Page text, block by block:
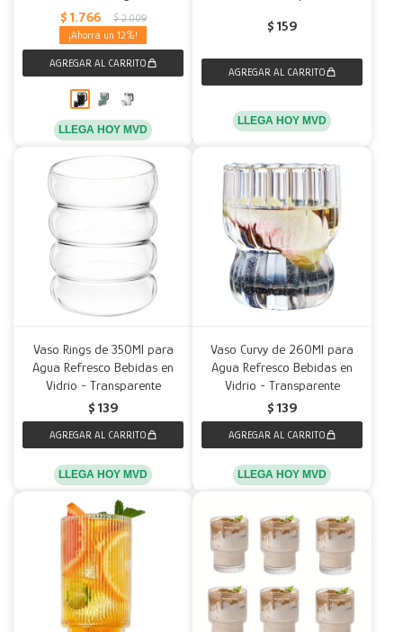
$ 1.766 $ 2.009
12
LLEGA HOY MVD
$ 159
LLEGA HOY MVD
Vaso Rings de 350Ml para
Agua Refresco Bebidas en
Vidrio - Transparente
$ 139
LLEGA HOY MVD
Vaso Curvy de 260Ml para
Agua Refresco Bebidas en
Vidrio - Transparente
$ 139
LLEGA HOY MVD